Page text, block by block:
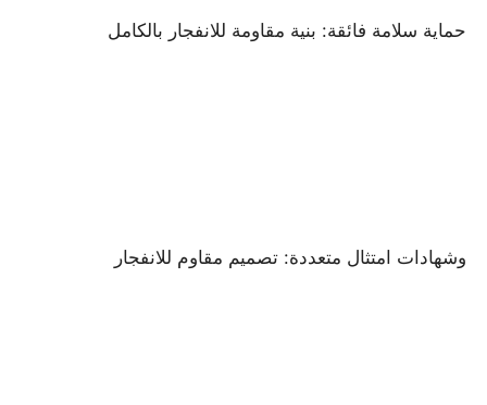
حماية سلامة فائقة: بنية مقاومة للانفجار بالكامل
وشهادات امتثال متعددة: تصميم مقاوم للانفجار